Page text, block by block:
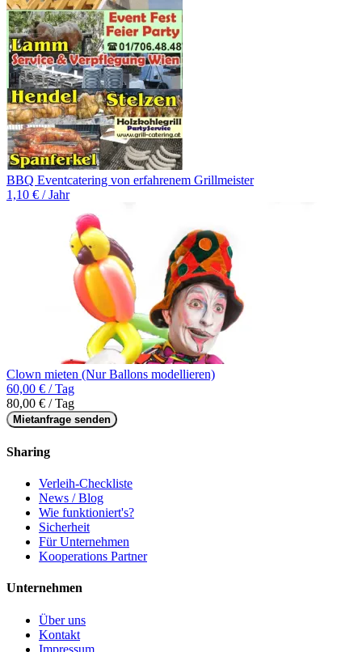
BBQ Eventcatering von erfahrenem Grillmeister
1,10 € / Jahr
Clown mieten (Nur Ballons modellieren)
60,00 € / Tag
80,00 € / Tag
Mietanfrage senden
Sharing
Verleih-Checkliste
News / Blog
Wie funktioniert's?
Sicherheit
Für Unternehmen
Kooperations Partner
Unternehmen
Über uns
Kontakt
Impressum